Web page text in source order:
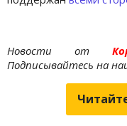
Новости от
Подписывайтесь на